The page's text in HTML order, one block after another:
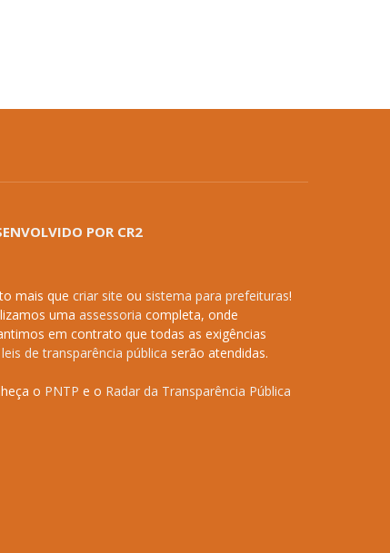
POR CR2
mais que criar site ou sistema para prefeituras!
uma assessoria completa, onde
em contrato que todas as exigências
leis de transparência pública serão atendidas.
o PNTP e o Radar da Transparência Pública